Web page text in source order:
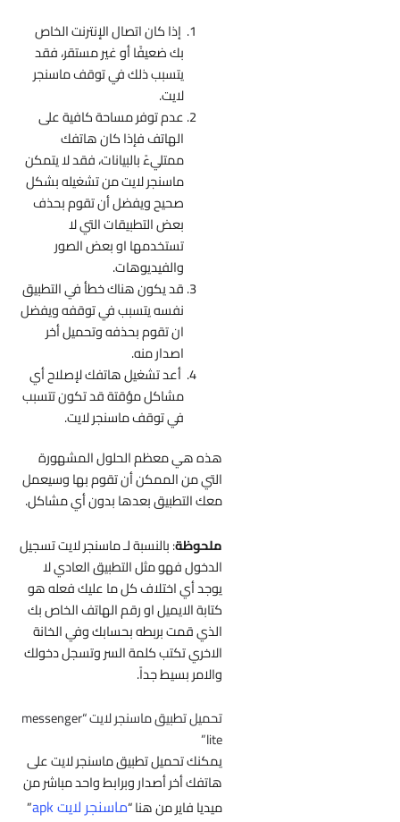
إذا كان اتصال الإنترنت الخاص
بك ضعيفًا أو غير مستقر، فقد
يتسبب ذلك في توقف ماسنجر
لايت.
عدم توفر مساحة كافية على
الهاتف فإذا كان هاتفك
ممتليءً بالبيانات، فقد لا يتمكن
ماسنجر لايت من تشغيله بشكل
صحيح ويفضل أن تقوم بحذف
بعض التطبيقات التي لا
تستخدمها او بعض الصور
والفيديوهات.
قد يكون هناك خطأ في التطبيق
نفسه يتسبب في توقفه ويفضل
ان تقوم بحذفه وتحميل أخر
اصدار منه.
أعد تشغيل هاتفك لإصلاح أي
مشاكل مؤقتة قد تكون تتسبب
في توقف ماسنجر لايت.
هذه هي معظم الحلول المشهورة
التي من الممكن أن تقوم بها وسيعمل
معك التطبيق بعدها بدون أي مشاكل.
ملحوظة: بالنسبة لـماسنجر لايت تسجيل
الدخول فهو مثل التطبيق العادي لا
يوجد أي اختلاف كل ما عليك فعله هو
كتابة الايميل او رقم الهاتف الخاص بك
الذي قمت بربطه بحسابك وفي الخانة
الاخري تكتب كلمة السر وتسجل دخولك
والامر بسيط جداً.
تحميل تطبيق ماسنجر لايت “messenger
lite”
يمكنك تحميل تطبيق ماسنجر لايت على
هاتفك أخر أصدار وبرابط واحد مباشر من
ميديا فاير من هنا “ماسنجر لايت apk
”